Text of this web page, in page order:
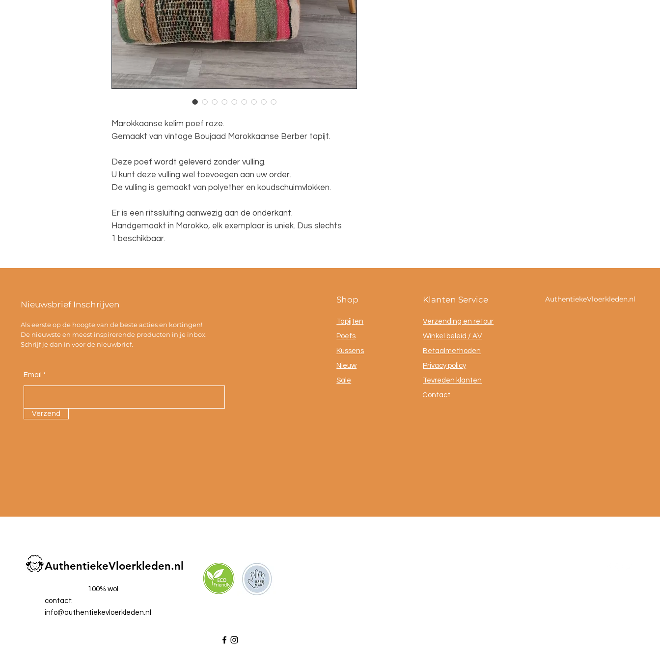
Marokkaanse kelim poef roze.
Gemaakt van vintage Boujaad Marokkaanse Berber tapijt.
Deze poef wordt geleverd zonder vulling.
U kunt deze vulling wel toevoegen aan uw order.
De vulling is gemaakt van polyether en koudschuimvlokken.
Er is een ritssluiting aanwezig aan de onderkant.
Handgemaakt in Marokko, elk exemplaar is uniek. Dus slechts
1 beschikbaar.
Nieuwsbrief Inschrijven
Als eerste op de hoogte van de beste acties en kortingen!
De nieuwste en meest inspirerende producten in je inbox.
Schrijf je dan in voor de nieuwbrief.
Email
Verzend
Shop
Tapijten
Poefs
Kussens
Nieuw
Sale
Klanten Service
Verzending en retour
Winkel beleid / AV
Betaalmethoden
Privacy policy
Tevreden klanten
Contact
AuthentiekeVloerkleden.nl
AuthentiekeVloerkleden.nl
100% wol
contact:
info@authentiekevloerkleden.nl